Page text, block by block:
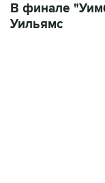
В финале
Уильямс